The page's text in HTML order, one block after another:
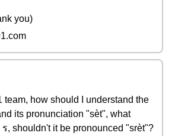
you)
team, how should I understand the
its pronunciation "sèt", what
, shouldn't it be pronounced "srèt"?